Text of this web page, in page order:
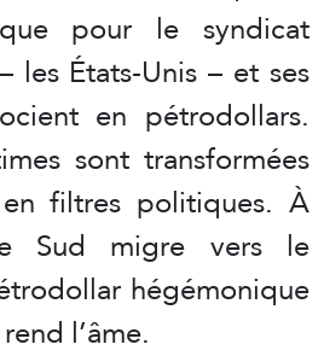
pour le syndicat
les États-Unis – et ses
en pétrodollars.
sont transformées
filtres politiques. À
Sud migre vers le
hégémonique
l’âme.